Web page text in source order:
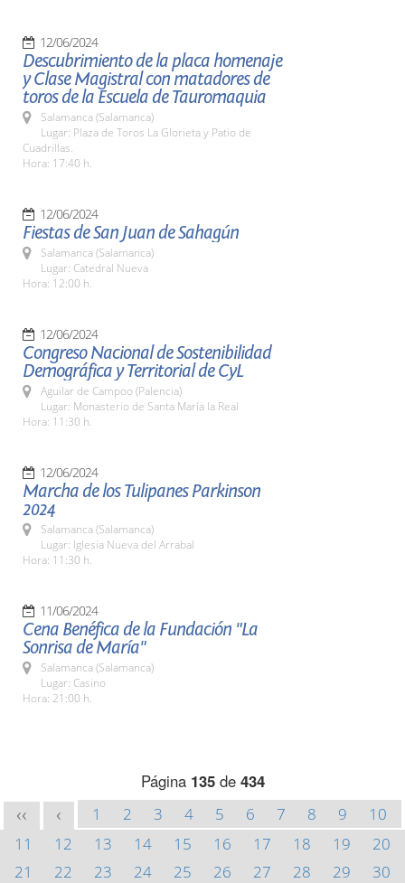
12/06/2024
Descubrimiento de la placa homenaje
y Clase Magistral con matadores de
toros de la Escuela de Tauromaquia
Salamanca (Salamanca)
Lugar: Plaza de Toros La Glorieta y Patio de
Cuadrillas.
Hora: 17:40 h.
12/06/2024
Fiestas de San Juan de Sahagún
Salamanca (Salamanca)
Lugar: Catedral Nueva
Hora: 12:00 h.
12/06/2024
Congreso Nacional de Sostenibilidad
Demográfica y Territorial de CyL
Aguilar de Campoo (Palencia)
Lugar: Monasterio de Santa María la Real
Hora: 11:30 h.
12/06/2024
Marcha de los Tulipanes Parkinson
2024
Salamanca (Salamanca)
Lugar: Iglesia Nueva del Arrabal
Hora: 11:30 h.
11/06/2024
Cena Benéfica de la Fundación "La
Sonrisa de María"
Salamanca (Salamanca)
Lugar: Casino
Hora: 21:00 h.
Página 135de 434
<< < 1 2 3 4 5 6 7 8 9
10
11
12 13 14 15 16 17 18 19
20
21
22 23 24 25 26 27 28 29
30